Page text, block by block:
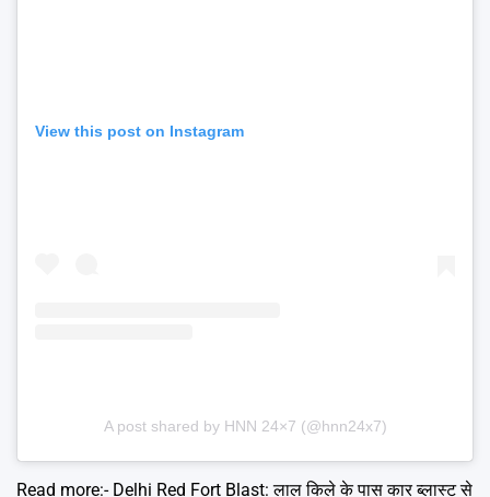
View this post on Instagram
A post shared by HNN 24×7 (@hnn24x7)
Read more:- Delhi Red Fort Blast: लाल किले के पास कार ब्लास्ट से